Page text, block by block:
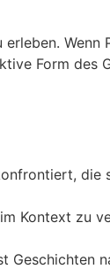
Wenn
Form des
die
Kontext zu
Geschichten